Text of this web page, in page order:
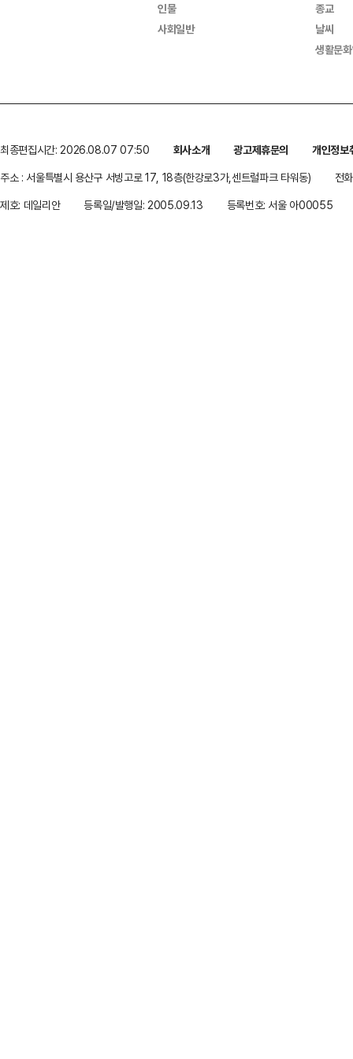
인물
사회일반
종교
날씨
생활문
최종편집시간: 2026.08.07 07:50 회사소개 광고제휴문의
개인정보
주소 : 서울특별시 용산구 서빙고로 17, 18층(한강로3가,센트럴파크 타워동)
전
제호: 데일리안
등록일/발행일: 2005.09.13 등록번호: 서울 아00055